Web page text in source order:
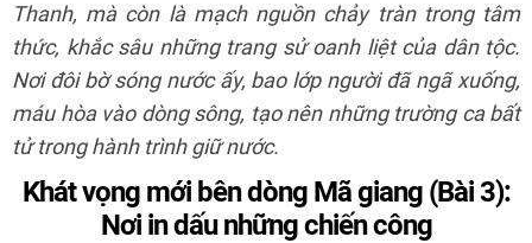
Thanh, mà còn là mạch nguồn chảy tràn trong tâm
thức, khắc sâu những trang sử oanh liệt của dân tộc.
Nơi đôi bờ sóng nước ấy, bao lớp người đã ngã xuống,
máu hòa vào dòng sông, tạo nên những trường ca bất
tử trong hành trình giữ nước.
Khát vọng mới bên dòng Mã giang (Bài 3):
Nơi in dấu những chiến công